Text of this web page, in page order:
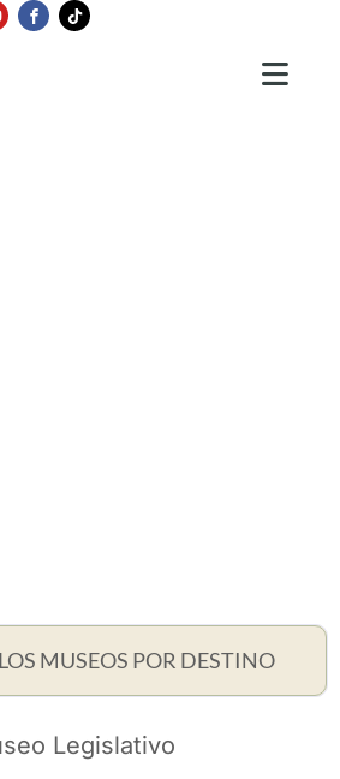
MUSEOS POR DESTINO
Legislativo